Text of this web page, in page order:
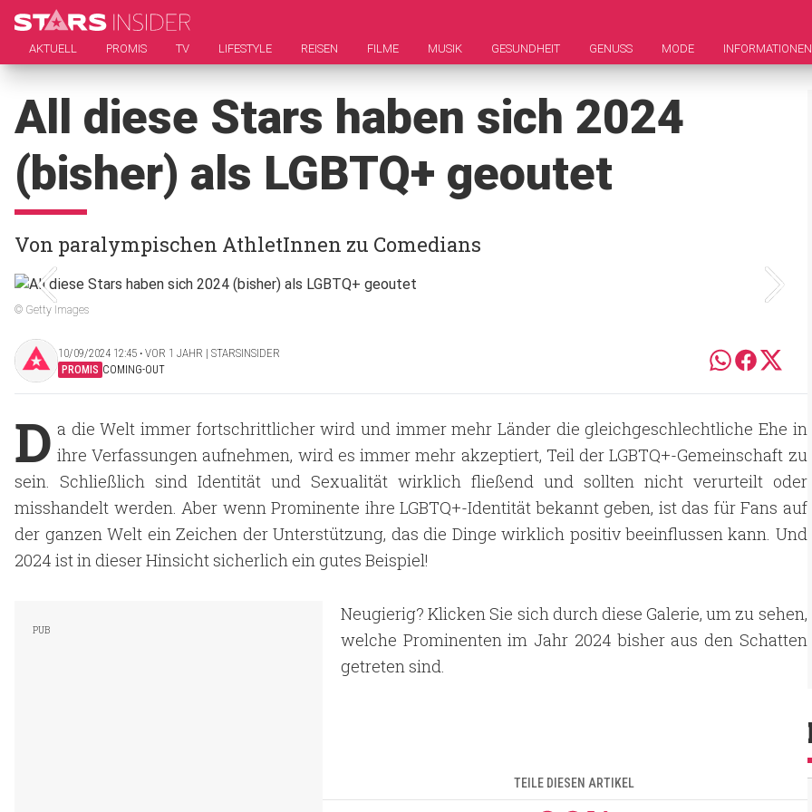
AKTUELL PROMIS TV LIFESTYLE REISEN FILME MUSIK GESUNDHEIT GENUSS MODE INFORMATIONEN
All diese Stars haben sich 2024
(bisher) als LGBTQ+ geoutet
Von paralympischen AthletInnen zu Comedians
© Getty Images
10/09/2024 12:45 ‧ VOR 1 JAHR | STARSINSIDER
PROMIS COMING-OUT
D a die Welt immer fortschrittlicher wird und immer mehr Länder die gleichgeschlechtliche Ehe in
ihre Verfassungen aufnehmen, wird es immer mehr akzeptiert, Teil der LGBTQ+-Gemeinschaft zu
sein. Schließlich sind Identität und Sexualität wirklich fließend und sollten nicht verurteilt oder
misshandelt werden. Aber wenn Prominente ihre LGBTQ+-Identität bekannt geben, ist das für Fans auf
der ganzen Welt ein Zeichen der Unterstützung, das die Dinge wirklich positiv beeinflussen kann. Und
2024 ist in dieser Hinsicht sicherlich ein gutes Beispiel!
Neugierig? Klicken Sie sich durch diese Galerie, um zu sehen,
welche Prominenten im Jahr 2024 bisher aus den Schatten
getreten sind.
TEILE DIESEN ARTIKEL